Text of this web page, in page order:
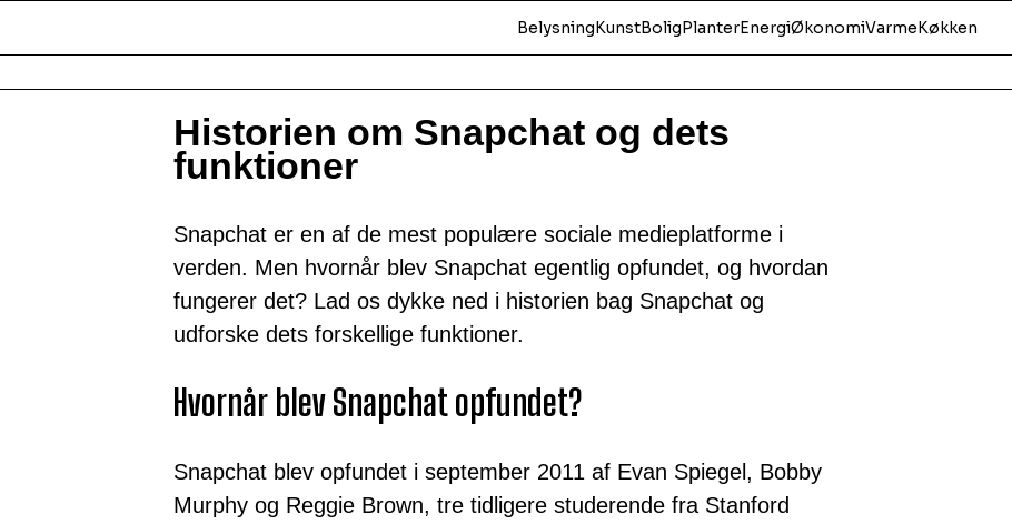
BelysningKunstBoligPlanterEnergiØkonomiVarmeKøkken
Historien om Snapchat og dets
funktioner
Snapchat er en af de mest populære sociale medieplatforme i
verden. Men hvornår blev Snapchat egentlig opfundet, og hvordan
fungerer det? Lad os dykke ned i historien bag Snapchat og
udforske dets forskellige funktioner.
Hvornår blev Snapchat opfundet?
Snapchat blev opfundet i september 2011 af Evan Spiegel, Bobby
Murphy og Reggie Brown, tre tidligere studerende fra Stanford